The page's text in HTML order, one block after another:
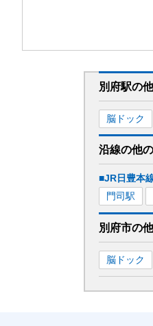
別府駅の
脳ドック
沿線の他
■JR日豊本
門司駅
別府市の
脳ドック